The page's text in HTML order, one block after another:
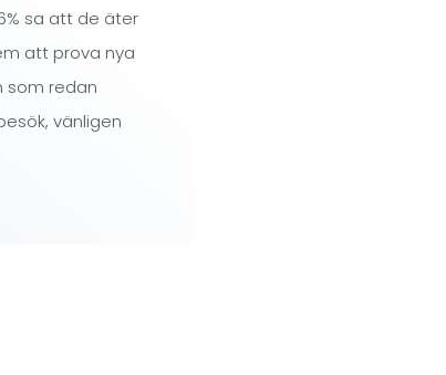
sa att de äter
att prova nya
som redan
vänligen